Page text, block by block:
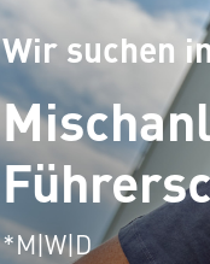
Wir suchen
*M|W|D